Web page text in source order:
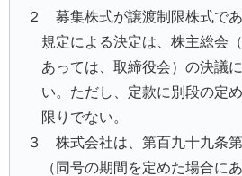
２ 募集株式が譲渡制限株式で
規定による決定は、株主総会
あっては、取締役会）の決議
い。ただし、定款に別段の定
限りでない。
３ 株式会社は、第百九十九条
（同号の期間を定めた場合に